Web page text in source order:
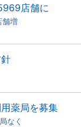
店舗に
舗増
薬局を募集
なく